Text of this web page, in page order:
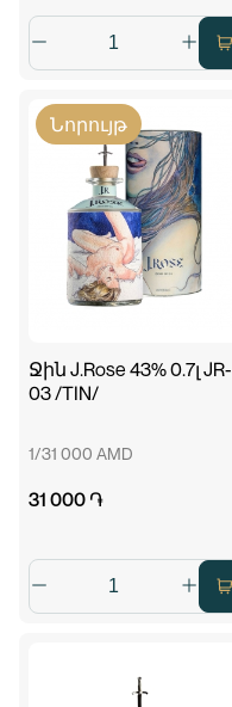
Նորույթ
Ջին J.Rose 43% 0.7լ JR-
03 /TIN/
1/31 000 AMD
31 000 ֏